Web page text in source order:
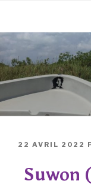
22 AVRIL 2022
Suwon